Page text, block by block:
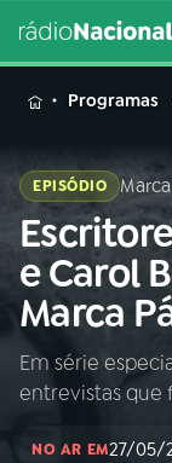
MENU
Buscar
na
Rádio
Nacional
INÍCIO
Programas
EPISÓDIO
e Carol
Marca
Em série
entrevistas que
NO AR EM27/05/